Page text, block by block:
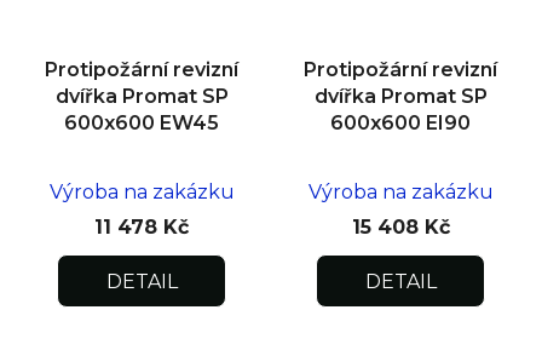
Protipožární revizní
dvířka Promat SP
600x600 EW45
Výroba na zakázku
11 478 Kč
DETAIL
Protipožární revizní
dvířka Promat SP
600x600 EI90
Výroba na zakázku
15 408 Kč
DETAIL